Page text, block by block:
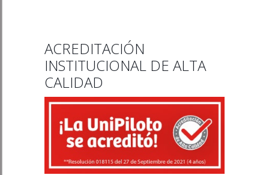
ACREDITACIÓN
INSTITUCIONAL DE ALTA
CALIDAD